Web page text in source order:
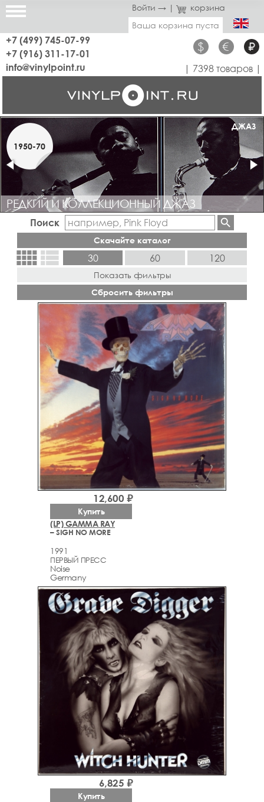
Войти → |
корзина
Ваша корзина пуста
+7 (499) 745-07-99
+7 (916) 311-17-01
$ € ₽
info@vinylpoint.ru | 7398 товаров |
ДЖАЗ
1950-70
РЕДКИЙ И КОЛЛЕКЦИОННЫЙ ДЖАЗ
РЕДКОЕ
1960-70
КОЛЛЕКЦИОННЫЙ ПРОГ, РОК, БЛЮЗ, ДИСКО, ПОП
Поиск
Скачайте каталог
view_comfyview_list 30 60 120
Показать фильтры
Сбросить фильтры
(LP) GAMMA RAY
– SIGH NO MORE
1991
ПЕРВЫЙ ПРЕСС
Noise
Germany
12,600 ₽
Купить
6,825 ₽
Купить